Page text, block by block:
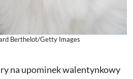
Berthelot/Getty Images
na upominek walentynkowy